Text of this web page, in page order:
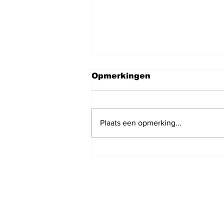
Opmerkingen
Plaats een opmerking...